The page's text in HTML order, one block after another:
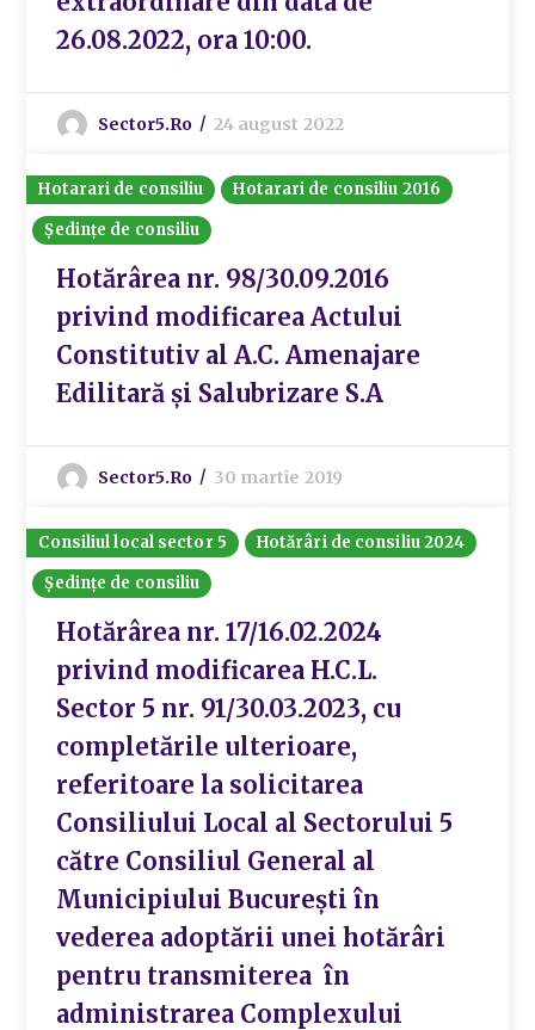
26.08.2022, ora 10:00.
Sector5.ro 24 august 2022
Hotarari de consiliu
Hotarari de consiliu 2016
Ședințe de consiliu
Hotărârea nr. 98/30.09.2016
privind modificarea Actului
Constitutiv al A.C. Amenajare
Edilitară și Salubrizare S.A
Sector5.ro 30 martie 2019
Consiliul local sector 5
Hotărâri de consiliu 2024
Ședințe de consiliu
Hotărârea nr. 17/16.02.2024
privind modificarea H.C.L.
Sector 5 nr. 91/30.03.2023, cu
completările ulterioare,
referitoare la solicitarea
Consiliului Local al Sectorului 5
către Consiliul General al
Municipiului București în
vederea adoptării unei hotărâri
pentru transmiterea în
administrarea Complexului